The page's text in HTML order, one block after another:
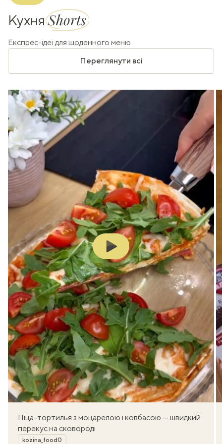
КухняShorts
Експрес-ідеї для щоденного меню
Переглянути всі
Play
Піца-тортилья з моцарелою і ковбасою — швидкий
перекус на сковороді
Автор
kozina_food0